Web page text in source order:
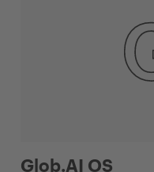
Glob.AI OS